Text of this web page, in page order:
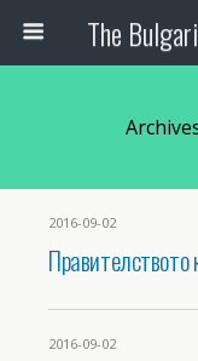
2016-09-02
Правителството
2016-09-02